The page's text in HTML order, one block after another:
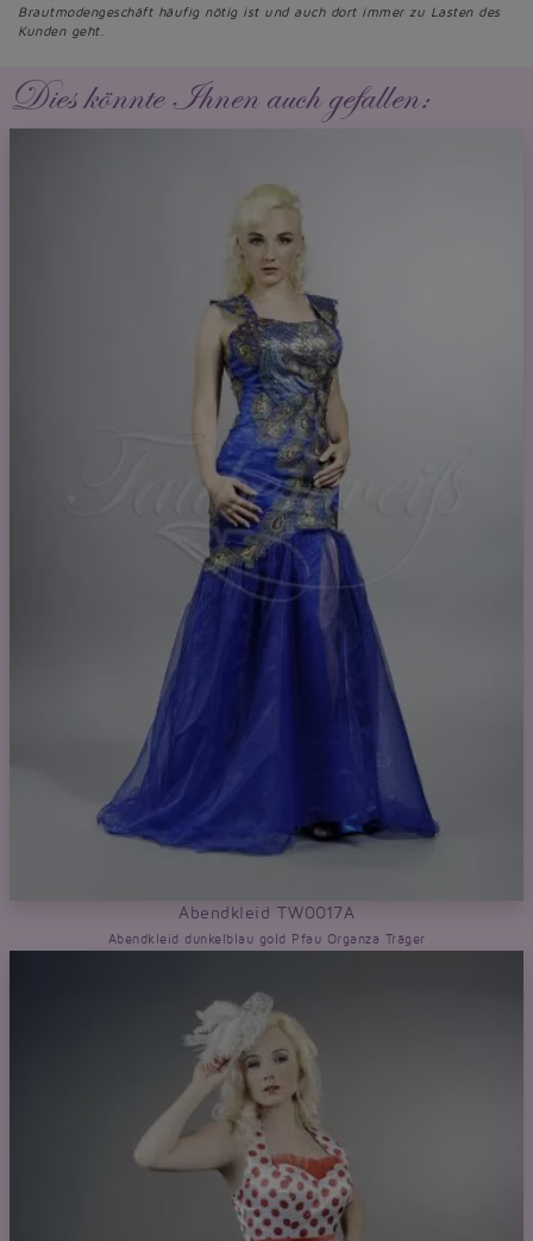
Brautmodengeschäft häufig nötig ist und auch dort immer zu Lasten des
Kunden geht.
Dies könnte Ihnen auch gefallen:
Abendkleid TW0017A
Abendkleid dunkelblau gold Pfau Organza Träger